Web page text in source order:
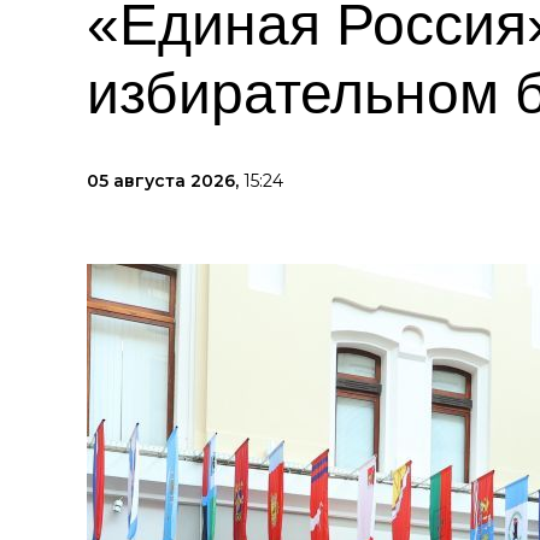
«Единая
избирательном
05 августа 2026, 15:24